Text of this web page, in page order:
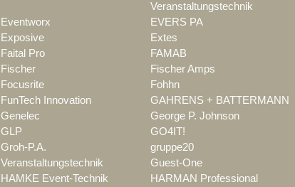
Veranstaltungstechnik
Eventworx EVERS PA
Exposive Extes
Faital Pro FAMAB
Fischer Fischer Amps
Focusrite Fohhn
FunTech Innovation GAHRENS + BATTERMANN
Genelec George P. Johnson
GLP GO4IT!
Groh-P.A.
Veranstaltungstechnik
gruppe20
Guest-One
HAMKE Event-Technik HARMAN Professional